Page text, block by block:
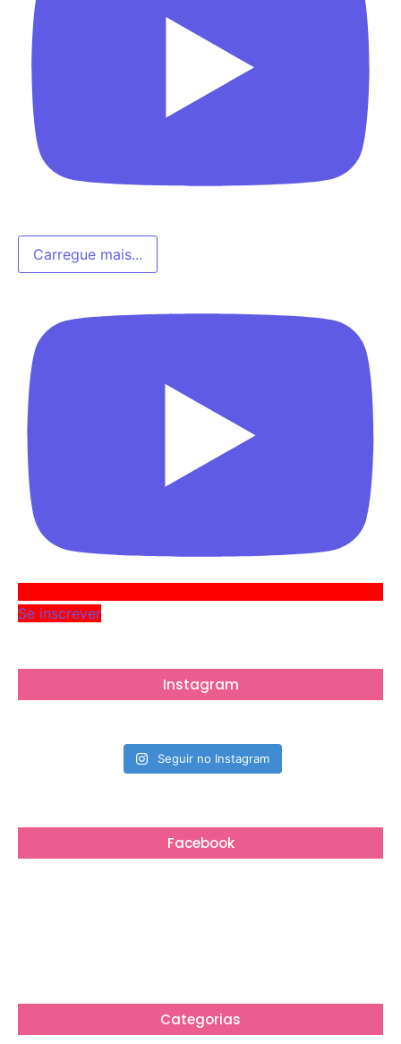
Carregue mais...
Se inscrever
Instagram
Seguir no Instagram
Facebook
Categorias